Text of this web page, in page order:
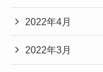
2022年4月
2022年3月